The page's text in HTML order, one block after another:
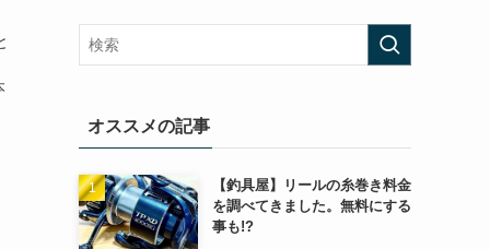
オススメの記事
【釣具屋】リールの糸巻き料金
を調べてきました。無料にする
事も!?